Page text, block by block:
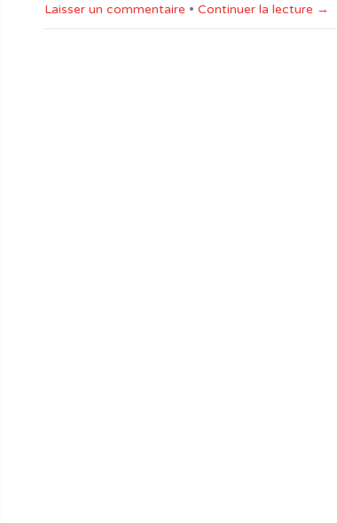
Laisser un commentaire • Continuer la lecture →